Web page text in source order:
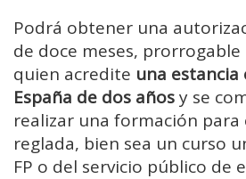
Podrá obtener una
de doce meses,
quien acredite una
España de dos añosy se
realizar una formación para
reglada, bien sea un curso
FP o del servicio público de